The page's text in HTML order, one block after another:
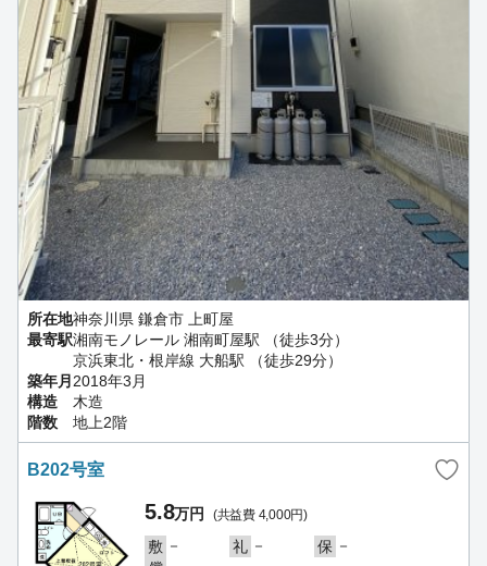
所在地神奈川県 鎌倉市 上町屋
最寄駅湘南モノレール 湘南町屋駅 （徒歩3分）
京浜東北・根岸線 大船駅 （徒歩29分）
築年月 2018年3月
構造
木造
階数
地上2階
B202号室
5.8万円 (共益費 4,000円)
敷 － 礼 － 保 －